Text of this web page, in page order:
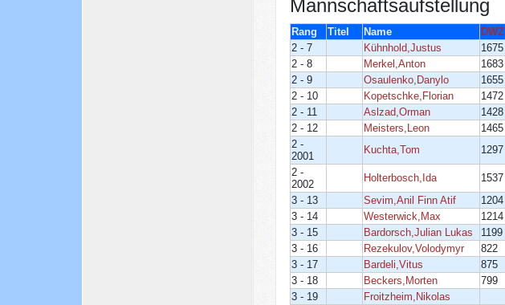
Mannschaftsaufstellung
Rang Titel Name DWZ
2 - 7
Kühnhold,Justus 1675
2 - 8
Merkel,Anton 1683
2 - 9
Osaulenko,Danylo 1655
2 - 10
Kopetschke,Florian 1472
2 - 11
Aslzad,Orman 1428
2 - 12
Meisters,Leon 1465
2 -
2001
Kuchta,Tom 1297
2 -
2002
Holterbosch,Ida 1537
3 - 13
Sevim,Anil Finn Atif
1204
3 - 14
Westerwick,Max 1214
3 - 15
Bardorsch,Julian Lukas 1199
3 - 16
Rezekulov,Volodymyr
822
3 - 17
Bardeli,Vitus 875
3 - 18
Beckers,Morten
799
3 - 19
Froitzheim,Nikolas